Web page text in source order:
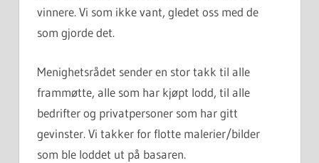
vinnere. Vi som ikke vant, gledet oss med de
som gjorde det.
Menighetsrådet sender en stor takk til alle
frammøtte, alle som har kjøpt lodd, til alle
bedrifter og privatpersoner som har gitt
gevinster. Vi takker for flotte malerier/bilder
som ble loddet ut på basaren.